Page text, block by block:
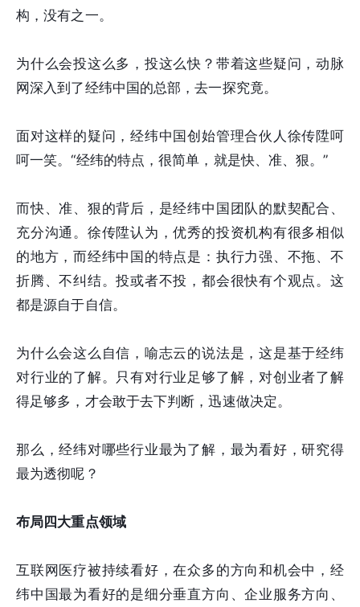
构，没有之一。
为什么会投这么多，投这么快？带着这些疑问，动脉
网深入到了经纬中国的总部，去一探究竟。
面对这样的疑问，经纬中国创始管理合伙人徐传陞呵
呵一笑。“经纬的特点，很简单，就是快、准、狠。”
而快、准、狠的背后，是经纬中国团队的默契配合、
充分沟通。徐传陞认为，优秀的投资机构有很多相似
的地方，而经纬中国的特点是：执行力强、不拖、不
折腾、不纠结。投或者不投，都会很快有个观点。这
都是源自于自信。
为什么会这么自信，喻志云的说法是，这是基于经纬
对行业的了解。只有对行业足够了解，对创业者了解
得足够多，才会敢于去下判断，迅速做决定。
那么，经纬对哪些行业最为了解，最为看好，研究得
最为透彻呢？
布局四大重点领域
互联网医疗被持续看好，在众多的方向和机会中，经
纬中国最为看好的是细分垂直方向、企业服务方向、